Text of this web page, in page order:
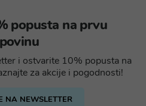
popusta na prvu
i ostvarite 10% popusta na
za akcije i pogodnosti!
NA NEWSLETTER